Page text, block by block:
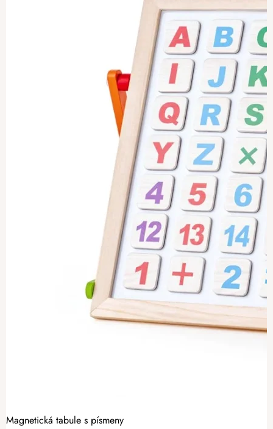
Magnetická tabule s písmeny